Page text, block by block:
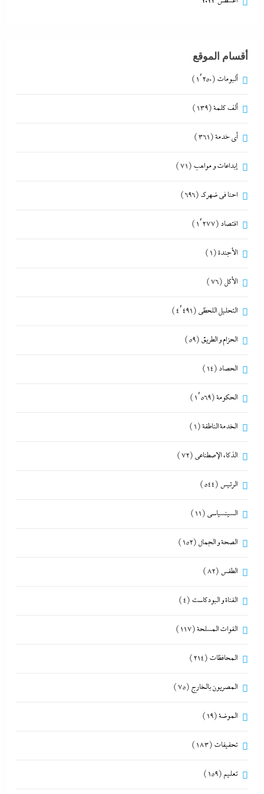
أقسام الموقع
ألبومات (1٬250)
ألف كلمة(139)
أي خدمة(361)
إبداعات و مواهب (71)
احنا في ضهرك (696)
اقتصاد (1٬277)
الأجندة(1)
الأكل (76)
التحليل اللحظي (4٬491)
الحزام و الطريق (59)
الحصاد (14)
الحكومة(1٬569)
الخدمة الناطقة(1)
الذكاء الإصطناعي (72)
الرئيس (544)
السينسياسي (11)
الصحة و الجمال (152)
الطقس (82)
القناة و البودكاست (4)
القوات المسلحة(117)
المحافظات (214)
المصريون بالخارج (75)
الموضة(19)
تحقيقات (183)
تعليم (159)